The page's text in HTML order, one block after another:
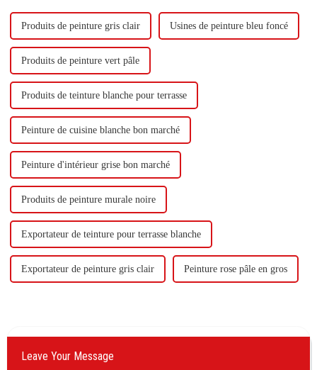
Produits de peinture gris clair Usines de peinture bleu foncé
Produits de peinture vert pâle
Produits de teinture blanche pour terrasse
Peinture de cuisine blanche bon marché
Peinture d'intérieur grise bon marché
Produits de peinture murale noire
Exportateur de teinture pour terrasse blanche
Exportateur de peinture gris clair Peinture rose pâle en gros
Leave Your Message